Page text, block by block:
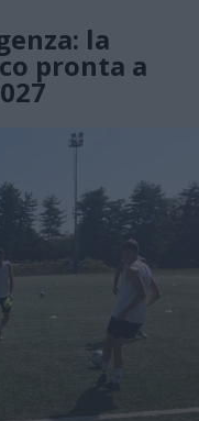
la
pronta a